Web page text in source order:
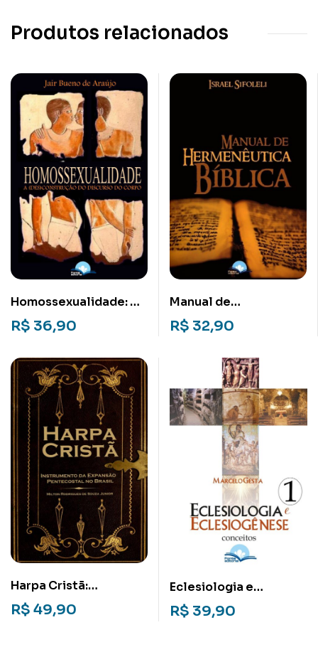
Produtos relacionados
Homossexualidade: A
(des)construção do
discurso do corpo
R$ 36,90
Manual de
Hermenêutica Bíblica
R$ 32,90
Harpa Cristã:
Instrumento da
expansão Pentecostal
R$ 49,90
Eclesiologia e
Eclesiogênese 1:
Conceitos
R$ 39,90